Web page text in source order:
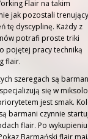
Flair na takim
jak pozostali
tę dyscyplinę. Każdy z
potrafi proste triki
pojętej pracy techniką
flair.
szeregach są
się w
jest smak.
barmani czynnie
flair. Po wykupieniu
Barmański flair